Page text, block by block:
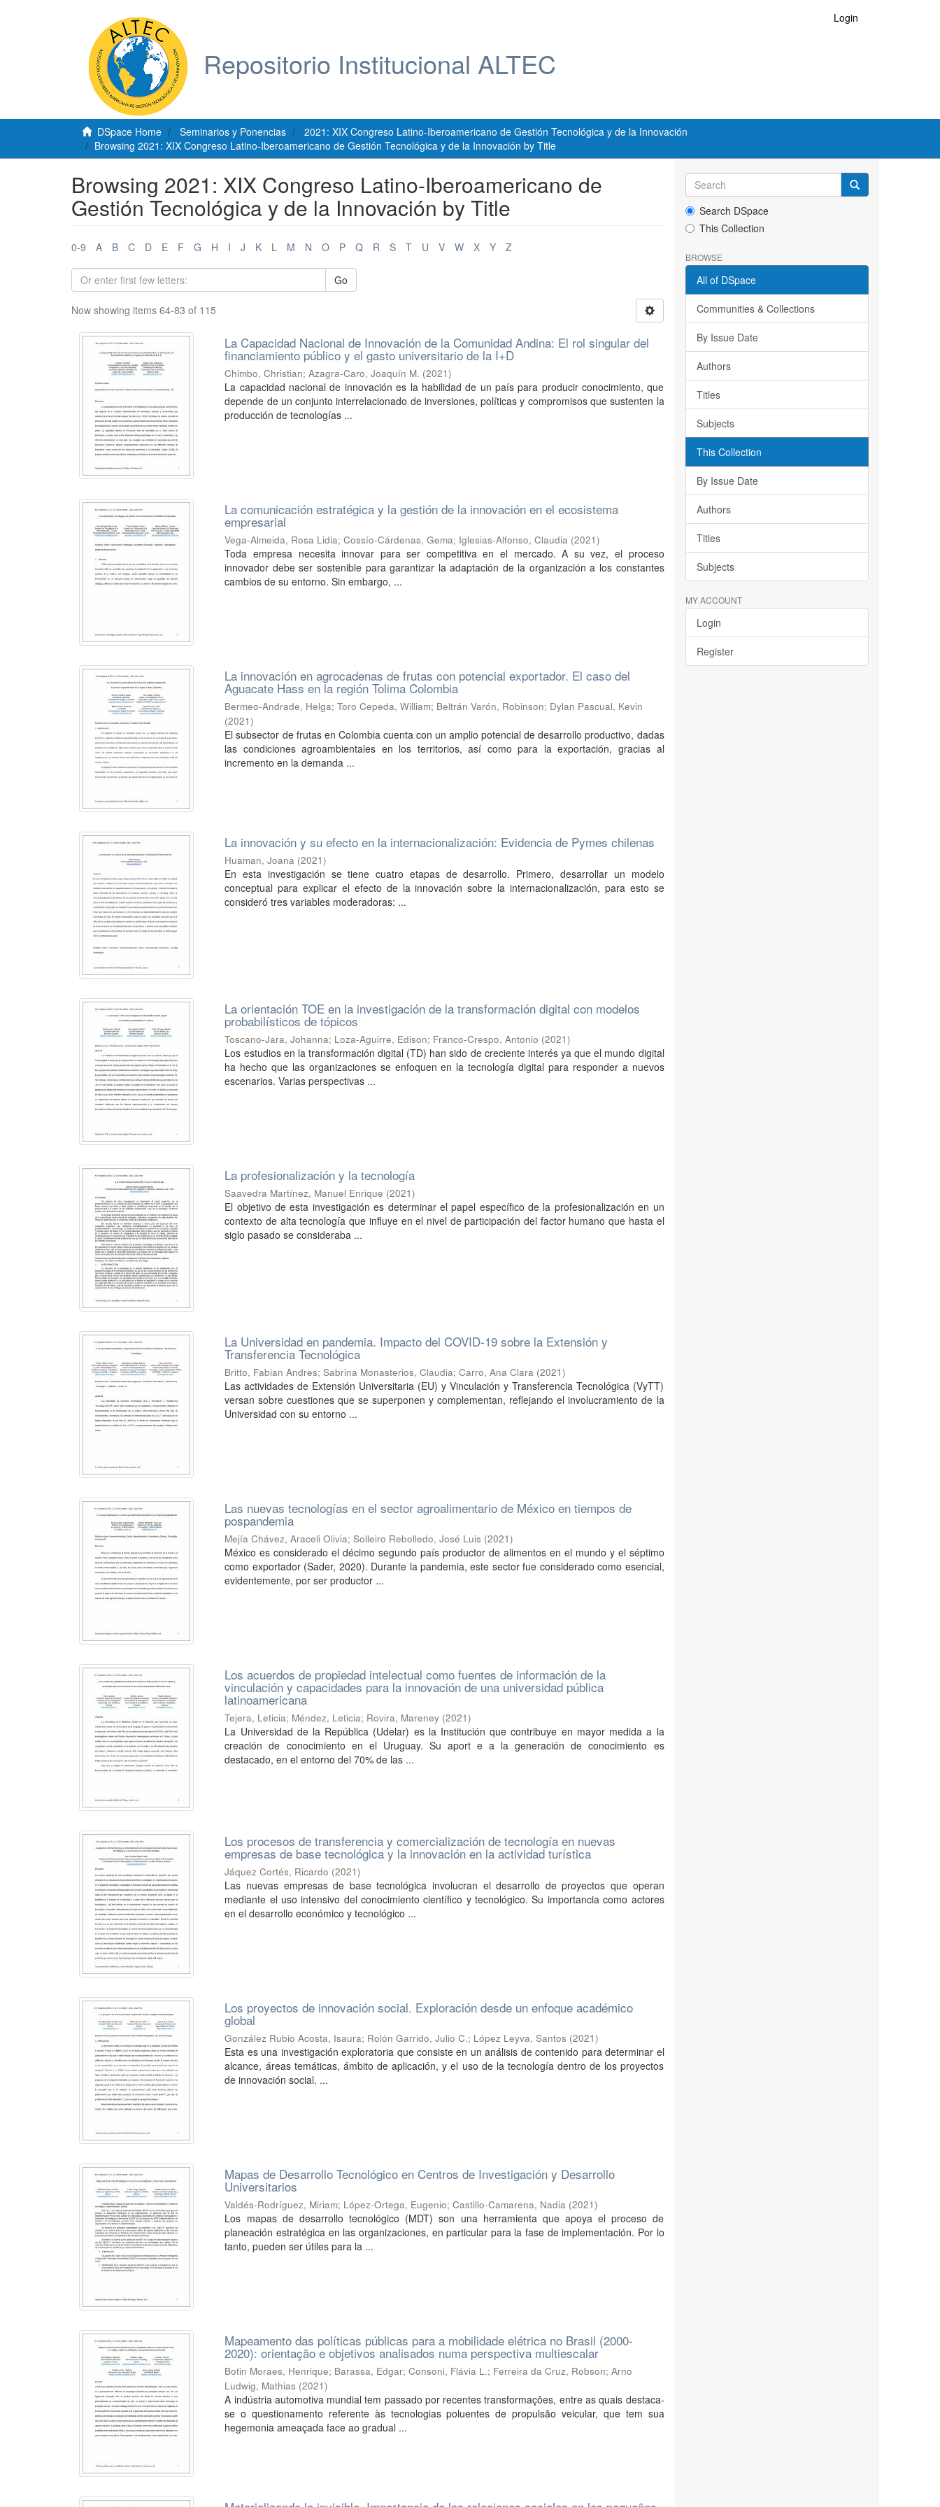
Repositorio Institucional ALTEC
Login
DSpace Home Seminarios y Ponencias
2021: XIX Congreso Latino-Iberoamericano de Gestión Tecnológica y de la Innovación
Browsing 2021: XIX Congreso Latino-Iberoamericano de Gestión Tecnológica y de la Innovación by Title
Browsing 2021: XIX Congreso Latino-Iberoamericano de
Gestión Tecnológica y de la Innovación by Title
0-9 A B C D E F G H I J K L M N O P Q R S T U V W X Y Z
Go
Now showing items 64-83 of 115
La Capacidad Nacional de Innovación de la Comunidad Andina: El rol singular del
financiamiento público y el gasto universitario de la I+D
Chimbo, Christian;Azagra-Caro, Joaquín M. (2021)
La capacidad nacional de innovación es la habilidad de un país para producir conocimiento, que
depende de un conjunto interrelacionado de inversiones, políticas y compromisos que sustenten la
producción de tecnologías ...
La comunicación estratégica y la gestión de la innovación en el ecosistema
empresarial
Vega-Almeida, Rosa Lidia;Cossío-Cárdenas, Gema; Iglesias-Alfonso, Claudia (2021)
Toda empresa necesita innovar para ser competitiva en el mercado. A su vez, el proceso
innovador debe ser sostenible para garantizar la adaptación de la organización a los constantes
cambios de su entorno. Sin embargo, ...
La innovación en agrocadenas de frutas con potencial exportador. El caso del
Aguacate Hass en la región Tolima Colombia
Bermeo-Andrade, Helga;Toro Cepeda, William; Beltrán Varón, Robinson; Dylan Pascual, Kevin
(2021)
El subsector de frutas en Colombia cuenta con un amplio potencial de desarrollo productivo, dadas
las condiciones agroambientales en los territorios, así como para la exportación, gracias al
incremento en la demanda ...
La innovación y su efecto en la internacionalización: Evidencia de Pymes chilenas
Huaman, Joana (2021)
En esta investigación se tiene cuatro etapas de desarrollo. Primero, desarrollar un modelo
conceptual para explicar el efecto de la innovación sobre la internacionalización, para esto se
consideró tres variables moderadoras: ...
La orientación TOE en la investigación de la transformación digital con modelos
probabilísticos de tópicos
Toscano-Jara, Johanna; Loza-Aguirre, Edison; Franco-Crespo, Antonio (2021)
Los estudios en la transformación digital (TD) han sido de creciente interés ya que el mundo digital
ha hecho que las organizaciones se enfoquen en la tecnología digital para responder a nuevos
escenarios. Varias perspectivas ...
La profesionalización y la tecnología
Saavedra Martínez, Manuel Enrique (2021)
El objetivo de esta investigación es determinar el papel específico de la profesionalización en un
contexto de alta tecnología que influye en el nivel de participación del factor humano que hasta el
siglo pasado se consideraba ...
La Universidad en pandemia. Impacto del COVID-19 sobre la Extensión y
Transferencia Tecnológica
Britto, Fabian Andres;Sabrina Monasterios, Claudia;Carro, Ana Clara (2021)
Las actividades de Extensión Universitaria (EU) y Vinculación y Transferencia Tecnológica (VyTT)
versan sobre cuestiones que se superponen y complementan, reflejando el involucramiento de la
Universidad con su entorno ...
Las nuevas tecnologías en el sector agroalimentario de México en tiempos de
pospandemia
Mejía Chávez, Araceli Olivia;Solleiro Rebolledo, José Luis (2021)
México es considerado el décimo segundo país productor de alimentos en el mundo y el séptimo
como exportador (Sader, 2020). Durante la pandemia, este sector fue considerado como esencial,
evidentemente, por ser productor ...
Los acuerdos de propiedad intelectual como fuentes de información de la
vinculación y capacidades para la innovación de una universidad pública
latinoamericana
Tejera, Leticia; Méndez, Leticia; Rovira, Mareney (2021)
La Universidad de la República (Udelar) es la Institución que contribuye en mayor medida a la
creación de conocimiento en el Uruguay. Su aport e a la generación de conocimiento es
destacado, en el entorno del 70% de las ...
Los procesos de transferencia y comercialización de tecnología en nuevas
empresas de base tecnológica y la innovación en la actividad turística
Jáquez Cortés, Ricardo (2021)
Las nuevas empresas de base tecnológica involucran el desarrollo de proyectos que operan
mediante el uso intensivo del conocimiento científico y tecnológico. Su importancia como actores
en el desarrollo económico y tecnológico ...
Los proyectos de innovación social. Exploración desde un enfoque académico
global
González Rubio Acosta, Isaura; Rolón Garrido, Julio C.; López Leyva, Santos (2021)
Esta es una investigación exploratoria que consiste en un análisis de contenido para determinar el
alcance, áreas temáticas, ámbito de aplicación, y el uso de la tecnología dentro de los proyectos
de innovación social. ...
Mapas de Desarrollo Tecnológico en Centros de Investigación y Desarrollo
Universitarios
Valdés-Rodríguez, Miriam; López-Ortega, Eugenio;Castillo-Camarena, Nadia (2021)
Los mapas de desarrollo tecnológico (MDT) son una herramienta que apoya el proceso de
planeación estratégica en las organizaciones, en particular para la fase de implementación. Por lo
tanto, pueden ser útiles para la ...
Mapeamento das políticas públicas para a mobilidade elétrica no Brasil (2000-
2020): orientação e objetivos analisados numa perspectiva multiescalar
Botin Moraes, Henrique; Barassa, Edgar;Consoni, Flávia L.; Ferreira da Cruz, Robson;Arno
Ludwig, Mathias (2021)
A indústria automotiva mundial tem passado por recentes transformações, entre as quais destaca-
se o questionamento referente às tecnologias poluentes de propulsão veicular, que tem sua
hegemonia ameaçada face ao gradual ...
Search DSpace
This Collection
BROWSE
All of DSpace
Communities & Collections
By Issue Date
Authors
Titles
Subjects
This Collection
By Issue Date
Authors
Titles
Subjects
MY ACCOUNT
Login
Register